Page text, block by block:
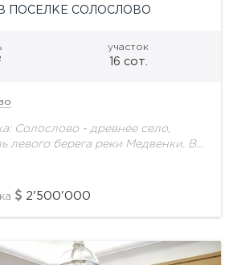
ПОСЕЛКЕ СОЛОСЛОВО
участок
16 сот.
Солослово - древнее село,
левого берега реки Медвенки. В
с недвижимостью на любой вкус:
2'500'000